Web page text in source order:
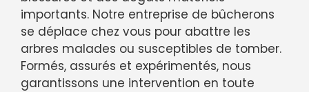
importants. Notre entreprise de bûcherons
se déplace chez vous pour abattre les
arbres malades ou susceptibles de tomber.
Formés, assurés et expérimentés, nous
garantissons une intervention en toute